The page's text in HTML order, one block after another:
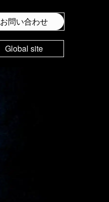
お問い合わせ
Global site